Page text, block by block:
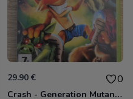
29.90 € 0
Crash - Generation Mutant Xbox 360